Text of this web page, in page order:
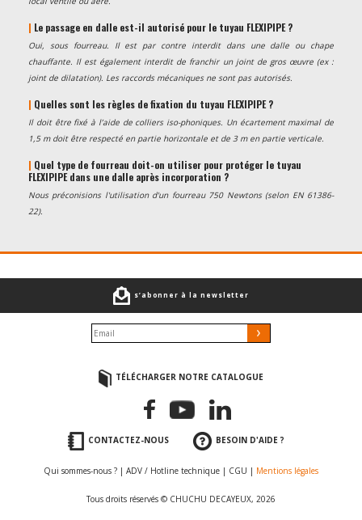
| Le passage en dalle est-il autorisé pour le tuyau FLEXIPIPE ?
Oui, sous fourreau. Il est par contre interdit dans une dalle ou chape
chauffante. Il est également interdit de franchir un joint de gros œuvre (ex :
joint de dilatation). Les raccords mécaniques ne sont pas autorisés.
| Quelles sont les règles de fixation du tuyau FLEXIPIPE ?
Il doit être fixé à l’aide de colliers iso-phoniques. Un écartement maximal de
1,5 m doit être respecté en partie horizontale et de 3 m en partie verticale.
| Quel type de fourreau doit-on utiliser pour protéger le tuyau
FLEXIPIPE dans une dalle après incorporation ?
Nous préconisions l'utilisation d'un fourreau 750 Newtons (selon EN 61386-
22).
s’abonner à la newsletter
TÉLÉCHARGER NOTRE CATALOGUE
CONTACTEZ-NOUS BESOIN D'AIDE ?
Qui sommes-nous ? | ADV / Hotline technique | CGU | Mentions légales
Tous droits réservés © CHUCHU DECAYEUX, 2026